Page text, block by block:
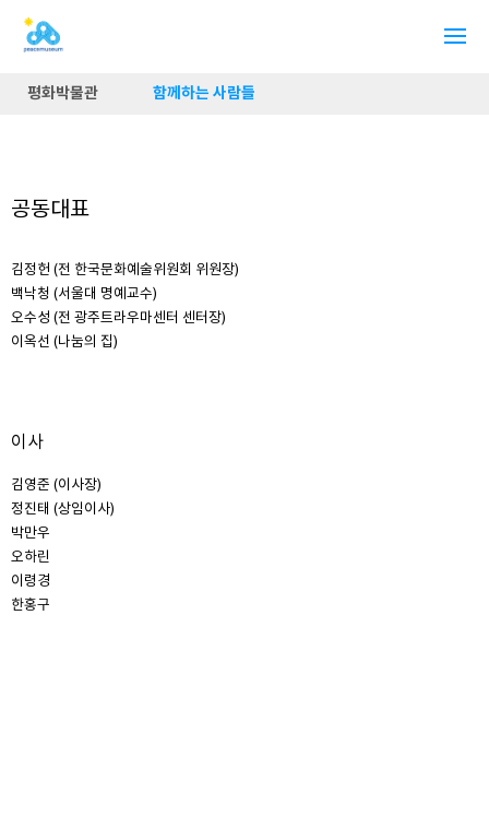
평화박물관 함께하는 사람들
공동대표
김정헌 (전 한국문화예술위원회 위원장)
백낙청 (서울대 명예교수)
오수성 (전 광주트라우마센터 센터장)
이옥선 (나눔의 집)
이사
김영준 (이사장)
정진태 (상임이사)
박만우
오하린
이령경
한홍구